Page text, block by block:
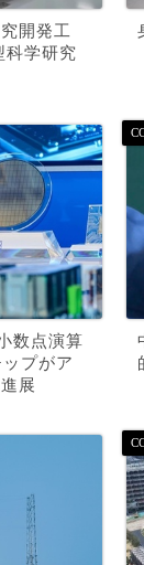
開発工
科学研究
数点演算
プがア
展